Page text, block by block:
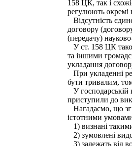
158 ЦК, так і
регулюють окремі
Відсутність
договору
(передачу)
У ст. 158 ЦК
та іншими
укладання
При укладенні
бути тривалим,
У господарській
приступили до
Нагадаємо, що
істотними
1) визнані
2) зумовлені
3) залежать від